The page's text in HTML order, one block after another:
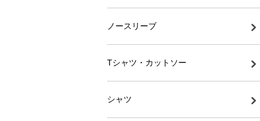
ノースリーブ
Tシャツ・カットソー
シャツ